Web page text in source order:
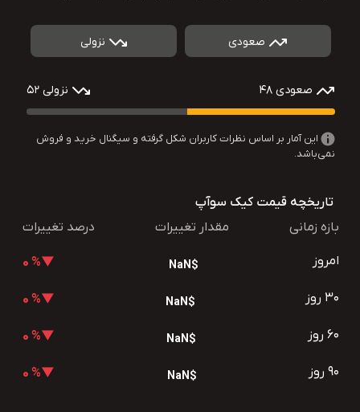
صعودی نزولی
صعودی 48 نزولی 52
این آمار بر اساس نظرات کاربران شکل گرفته و سیگنال خرید و فروش
نمی‌باشد.
تاریخچه قیمت کیک سوآپ
بازه زمانی
مقدار تغییرات درصد تغییرات
امروز $NaN
▼% 0
30 روز $NaN
▼% 0
60 روز $NaN
▼% 0
90 روز $NaN
▼% 0